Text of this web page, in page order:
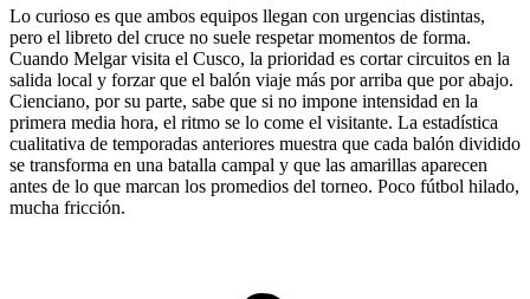
Lo curioso es que ambos equipos llegan con urgencias distintas,
pero el libreto del cruce no suele respetar momentos de forma.
Cuando Melgar visita el Cusco, la prioridad es cortar circuitos en la
salida local y forzar que el balón viaje más por arriba que por abajo.
Cienciano, por su parte, sabe que si no impone intensidad en la
primera media hora, el ritmo se lo come el visitante. La estadística
cualitativa de temporadas anteriores muestra que cada balón dividido
se transforma en una batalla campal y que las amarillas aparecen
antes de lo que marcan los promedios del torneo. Poco fútbol hilado,
mucha fricción.